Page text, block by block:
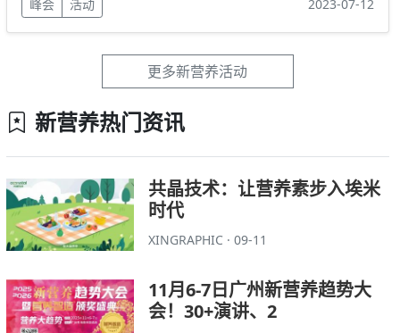
峰会 活动 2023-07-12
更多新营养活动
新营养热门资讯
共晶技术：让营养素步入埃米
时代
XINGRAPHIC · 09-11
11月6-7日广州新营养趋势大
会！30+演讲、2